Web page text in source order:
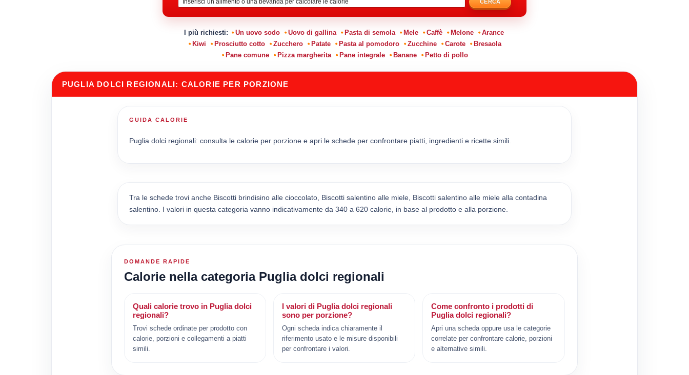
CERCA
I più richiesti: Un uovo sodo Uovo di gallina Pasta di semola Mele Caffè Melone
Arance
Kiwi
Prosciutto cotto Zucchero Patate Pasta al pomodoro Zucchine Carote
Bresaola
Pane comune
Pizza margherita Pane integrale Banane Petto di pollo
PUGLIA DOLCI REGIONALI: CALORIE PER PORZIONE
GUIDA CALORIE
Puglia dolci regionali: consulta le calorie per porzione e apri le schede per confrontare piatti, ingredienti e ricette simili.
Tra le schede trovi anche Biscotti brindisino alle cioccolato, Biscotti salentino alle miele, Biscotti salentino alle miele alla contadina
salentino. I valori in questa categoria vanno indicativamente da 340 a 620 calorie, in base al prodotto e alla porzione.
DOMANDE RAPIDE
Calorie nella categoria Puglia dolci regionali
Quali calorie trovo in Puglia dolci
regionali?
Trovi schede ordinate per prodotto con
calorie, porzioni e collegamenti a piatti
simili.
I valori di Puglia dolci regionali
sono per porzione?
Ogni scheda indica chiaramente il
riferimento usato e le misure disponibili
per confrontare i valori.
Come confronto i prodotti di
Puglia dolci regionali?
Apri una scheda oppure usa le categorie
correlate per confrontare calorie, porzioni
e alternative simili.